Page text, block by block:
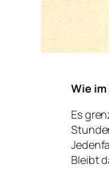
Wie im
Es
Bleibt